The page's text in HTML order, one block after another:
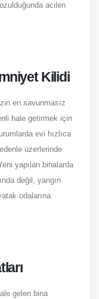
acilen
Kilidi
en savunmasız
hale getirmek için
evi hızlıca
üzerlerinde
yapılan binalarda
değil, yangın
odalarına
gelen bina